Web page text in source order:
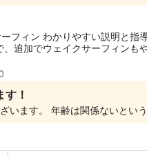
フィン わかりやすい説明と指
追加でウェイクサーフィンも
！